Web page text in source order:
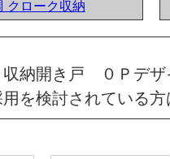
クローク収納
納開き戸 ０Ｐデ
を検討されている